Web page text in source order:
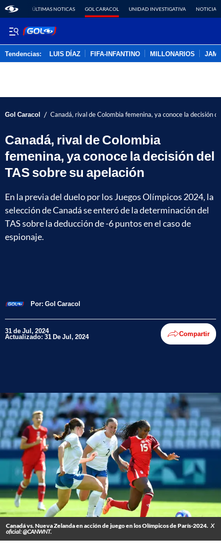
ÚLTIMAS NOTICAS GOL CARACOL UNIDAD INVESTIGATIVA NOTICIAS
Tendencias: LUIS DÍAZ FIFA-INFANTINO MILLONARIOS
Gol Caracol / Canadá, rival de Colombia femenina, ya conoce la decisión
Canadá, rival de Colombia
femenina, ya conoce la decisión del
TAS sobre su apelación
En la previa del duelo por los Juegos Olímpicos 2024, la
selección de Canadá se enteró de la determinación del
TAS sobre la deducción de -6 puntos en el caso de
espionaje.
Por: Gol Caracol
31 de Jul, 2024
Actualizado: 31 De Jul, 2024 Compartir
Canadá vs. Nueva Zelanda en acción de juego en los Olímpicos de París-2024. X
oficial: @CANWNT.